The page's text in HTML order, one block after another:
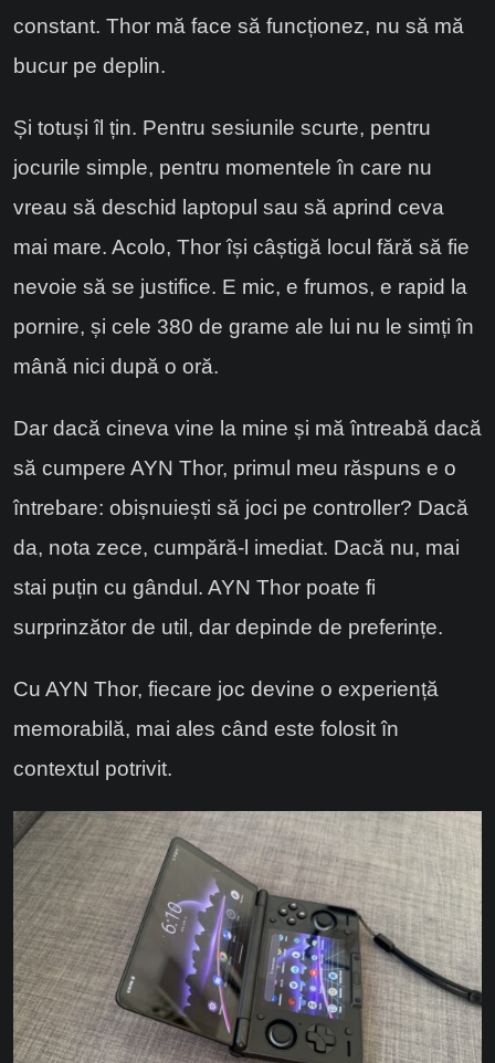
constant. Thor mă face să funcționez, nu să mă
bucur pe deplin.
Și totuși îl țin. Pentru sesiunile scurte, pentru
jocurile simple, pentru momentele în care nu
vreau să deschid laptopul sau să aprind ceva
mai mare. Acolo, Thor își câștigă locul fără să fie
nevoie să se justifice. E mic, e frumos, e rapid la
pornire, și cele 380 de grame ale lui nu le simți în
mână nici după o oră.
Dar dacă cineva vine la mine și mă întreabă dacă
să cumpere AYN Thor, primul meu răspuns e o
întrebare: obișnuiești să joci pe controller? Dacă
da, nota zece, cumpără-l imediat. Dacă nu, mai
stai puțin cu gândul. AYN Thor poate fi
surprinzător de util, dar depinde de preferințe.
Cu AYN Thor, fiecare joc devine o experiență
memorabilă, mai ales când este folosit în
contextul potrivit.